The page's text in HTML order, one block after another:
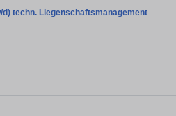
techn. Liegenschaftsmanagement